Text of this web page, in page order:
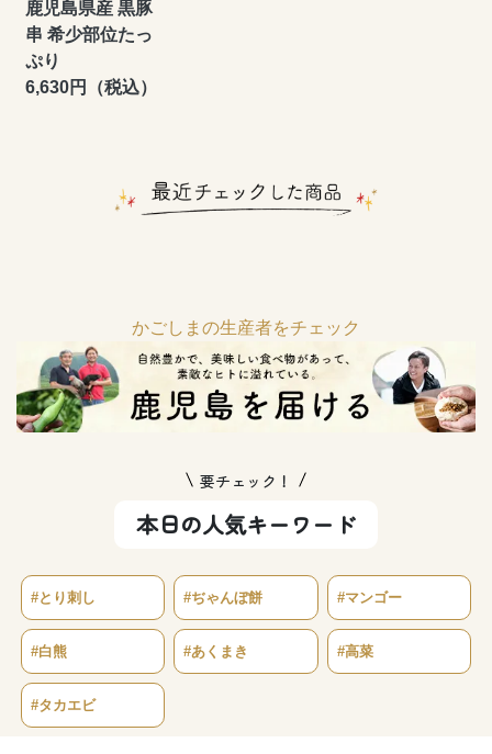
鹿児島県産 黒豚
串 希少部位たっ
ぷり
6,630円（税込）
かごしまの生産者をチェック
要チェック！
本日の人気キーワード
#とり刺し #ぢゃんぼ餅 #マンゴー
#白熊 #あくまき #高菜
#タカエビ